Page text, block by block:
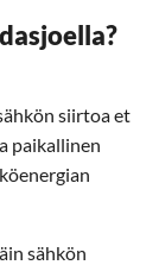
siirtoa et
paikallinen
sähkön